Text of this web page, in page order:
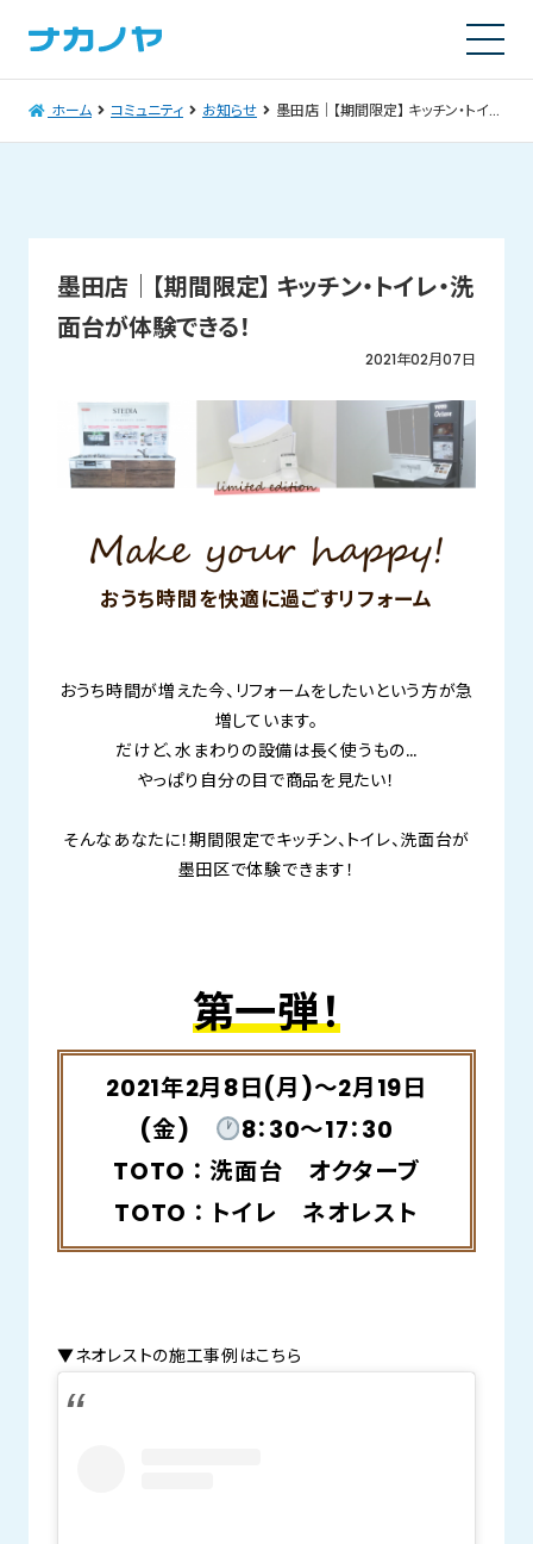
ホーム コミュニティ お知らせ 墨田店│【期間限定】 キッチン・トイレ・洗面台が体験できる！
墨田店│【期間限定】 キッチン・トイレ・洗
面台が体験できる！
2021年02月07日
おうち時間を快適に過ごすリフォーム
おうち時間が増えた今、リフォームをしたいという方が急
増しています。
だけど、水まわりの設備は長く使うもの…
やっぱり自分の目で商品を見たい！
そんなあなたに！期間限定でキッチン、トイレ、洗面台が
墨田区で体験できます！
第一弾！
2021年2月8日(月)～2月19日
(金)
8：30～17：30
TOTO ： 洗面台 オクターブ
TOTO ： トイレ ネオレスト
▼ネオレストの施工事例はこちら